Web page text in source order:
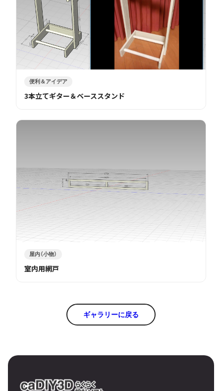
便利＆アイデア
3本立てギター＆ベーススタンド
屋内（小物）
室内用網戸
ギャラリーに戻る